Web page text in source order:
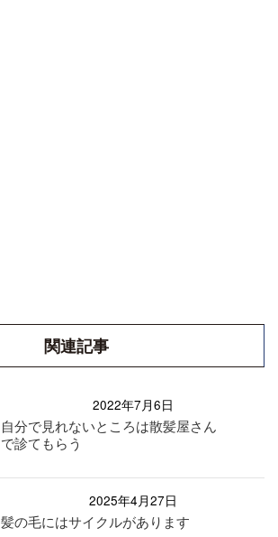
関連記事
2022年7月6日
自分で見れないところは散髪屋さん
で診てもらう
2025年4月27日
髪の毛にはサイクルがあります